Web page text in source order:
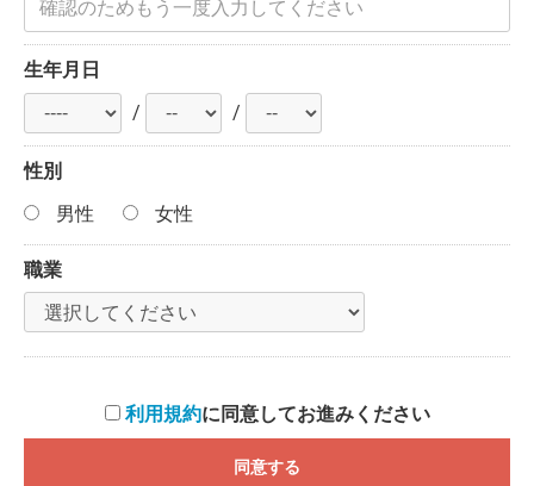
生年月日
/
/
性別
男性
女性
職業
利用規約に同意してお進みください
同意する